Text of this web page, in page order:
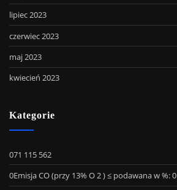
lipiec 2023
czerwiec 2023
maj 2023
kwiecień 2023
Kategorie
071 115 562
0Emisja CO (przy 13% O 2 ) ≤ podawana w %: 0